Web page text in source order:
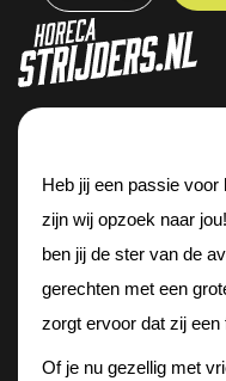
Heb jij een passie
zijn wij opzoek naar
ben jij de ster van de
gerechten met een
zorgt ervoor dat zij
Of je nu gezellig met